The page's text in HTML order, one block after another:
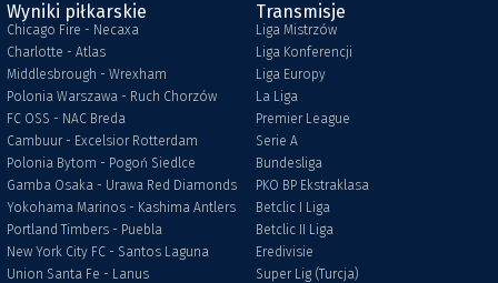
Wyniki piłkarskie
Chicago Fire - Necaxa
Charlotte - Atlas
Middlesbrough - Wrexham
Polonia Warszawa - Ruch Chorzów
FC OSS - NAC Breda
Cambuur - Excelsior Rotterdam
Polonia Bytom - Pogoń Siedlce
Gamba Osaka - Urawa Red Diamonds
Yokohama Marinos - Kashima Antlers
Portland Timbers - Puebla
New York City FC - Santos Laguna
Union Santa Fe - Lanus
Transmisje
Liga Mistrzów
Liga Konferencji
Liga Europy
La Liga
Premier League
Serie A
Bundesliga
PKO BP Ekstraklasa
Betclic I Liga
Betclic II Liga
Eredivisie
Super Lig (Turcja)